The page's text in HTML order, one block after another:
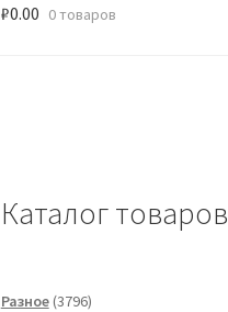
₽0.00 0 товаров
Каталог товаров
Разное 37963796